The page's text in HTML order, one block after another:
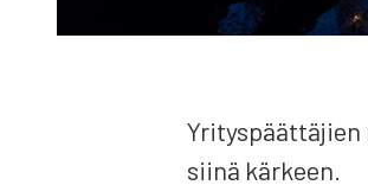
Yri­tys­päät­tä­jien
sii­nä kär­keen.